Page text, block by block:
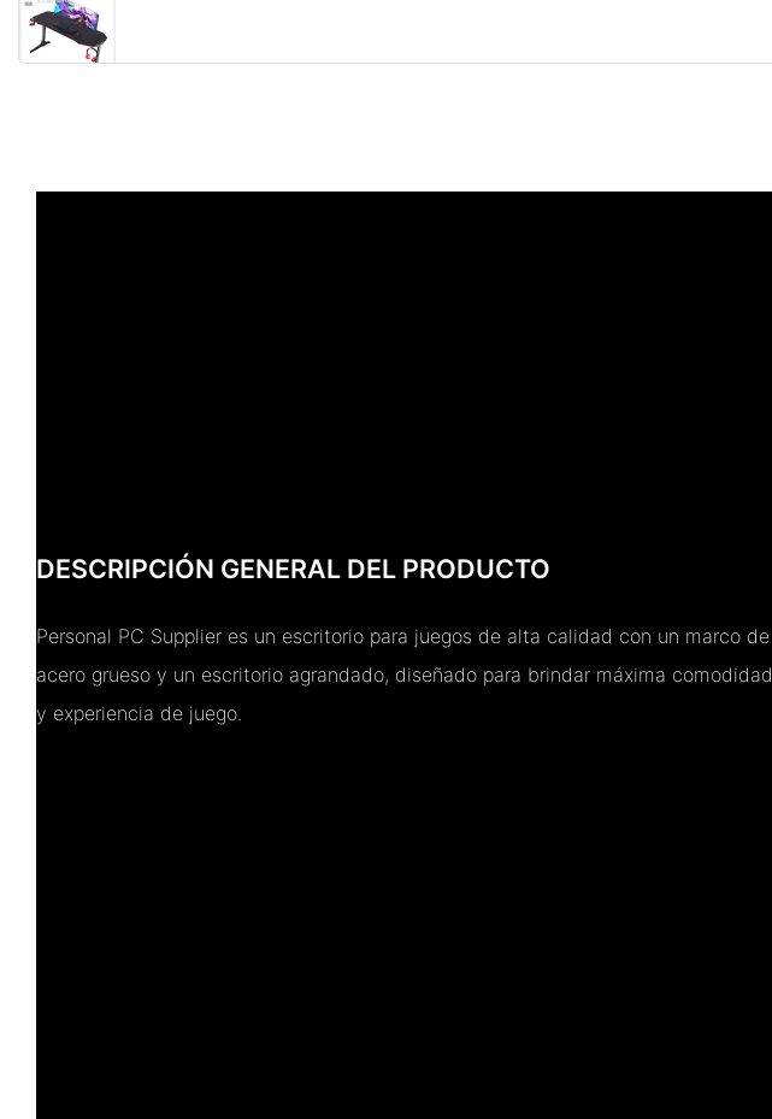
DESCRIPCIÓN GENERAL DEL PRODUCTO
Personal PC Supplier es un escritorio para juegos de alta calidad con un marco de
acero grueso y un escritorio agrandado, diseñado para brindar máxima comodidad
y experiencia de juego.